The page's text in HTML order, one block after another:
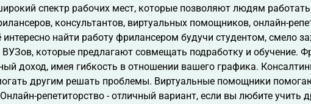
спектр рабочих мест, которые позволяют людям
консультантов, виртуальных помощников, онлайн-
найти работу фрилансером будучи студентом, смело
ВУЗов, которые предлагают совмещать подработку и обучение.
доход, имея гибкость в отношении вашего графика.
другим решать проблемы. Виртуальные помощники
репетиторство - отличный вариант, если вы любите учить